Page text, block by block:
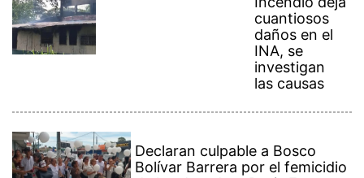
daños en el
INA, se
investigan
las causas
Bolívar Barrera por el femicidio
de la educadora Doris Franco